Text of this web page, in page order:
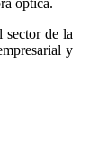
sector de la
y